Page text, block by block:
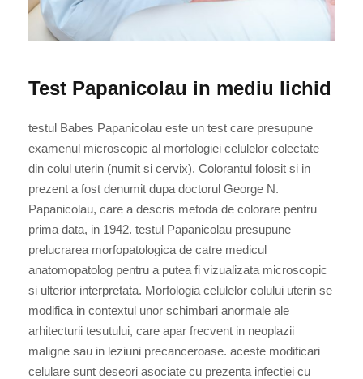
Test Papanicolau in mediu lichid
testul Babes Papanicolau este un test care presupune
examenul microscopic al morfologiei celulelor colectate
din colul uterin (numit si cervix). Colorantul folosit si in
prezent a fost denumit dupa doctorul George N.
Papanicolau, care a descris metoda de colorare pentru
prima data, in 1942. testul Papanicolau presupune
prelucrarea morfopatologica de catre medicul
anatomopatolog pentru a putea fi vizualizata microscopic
si ulterior interpretata. Morfologia celulelor colului uterin se
modifica in contextul unor schimbari anormale ale
arhitecturii tesutului, care apar frecvent in neoplazii
maligne sau in leziuni precanceroase. aceste modificari
celulare sunt deseori asociate cu prezenta infectiei cu